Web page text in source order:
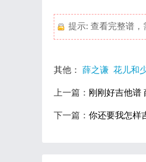
提示: 查看完整谱，
其他： 薛之谦 花儿和
上一篇： 刚刚好吉他谱
下一篇： 你还要我怎样